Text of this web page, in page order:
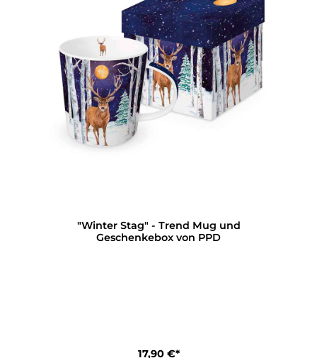
"Winter Stag" - Trend Mug und
Geschenkebox von PPD
17,90 €*